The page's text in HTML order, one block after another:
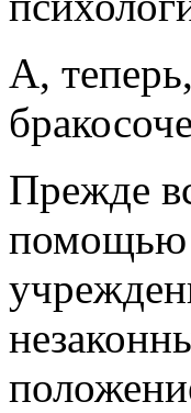
А,
Прежде
помощью